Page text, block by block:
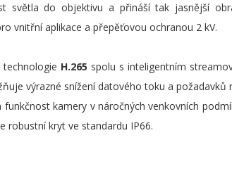
světla do objektivu a přináší tak jasnější
vnitřní aplikace a přepěťovou ochranou 2 kV.
technologie H.265 spolu s inteligentním
výrazné snížení datového toku a
funkčnost kamery v náročných venkovních
robustní kryt ve standardu IP66.